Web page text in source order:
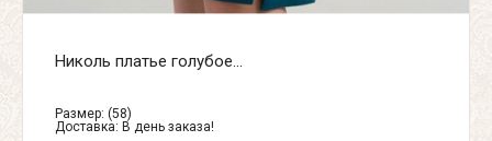
Николь платье голубое...
Размер: (58)
Доставка: В день заказа!